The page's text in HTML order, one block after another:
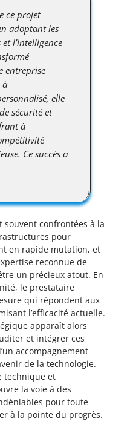
ce projet
adoptant les
l’intelligence
entreprise
à
elle
sécurité et
à
Ce succès a
souvent confrontées à la
pour
en rapide mutation, et
reconnue de
un précieux atout. En
le prestataire
qui répondent aux
l’efficacité actuelle.
apparaît alors
et intégrer ces
accompagnement
de la technologie.
technique et
la voie à des
pour toute
à la pointe du progrès.